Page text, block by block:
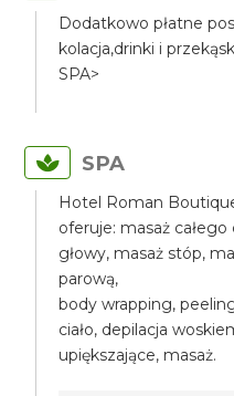
Dodatkowo płatne
kolacja,drinki i
SPA>
SPA
Hotel Roman
oferuje: masaż całego
głowy, masaż stóp,
parową,
body wrapping,
ciało, depilacja
upiększające, masaż.